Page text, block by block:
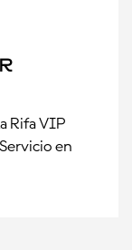
Rifa VIP
en